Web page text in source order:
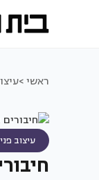
ראשי >
עיצוב